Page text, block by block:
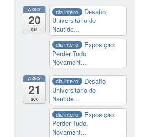
AGO
20
qui
dia inteiro
Desafio
Universitário de
Nautide...
dia inteiro
Exposição:
Perder Tudo.
Novament...
AGO
21
sex
dia inteiro
Desafio
Universitário de
Nautide...
dia inteiro
Exposição:
Perder Tudo.
Novament...